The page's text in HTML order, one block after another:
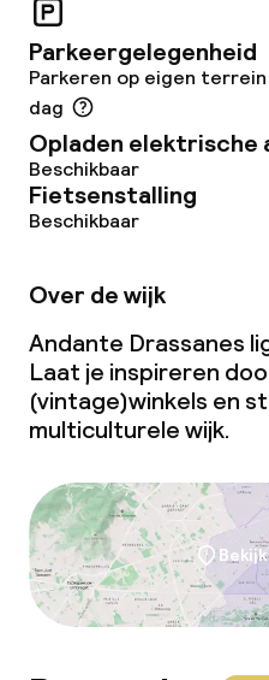
Beleid
Overal rookvrij
Parkeergelegenheid
Parkeren op eigen
dag
Opladen elektrische
Beschikbaar
Fietsenstalling
Beschikbaar
Over de wijk
Andante Drassanes
Laat je inspireren
(vintage)winkels en
multiculturele wijk.